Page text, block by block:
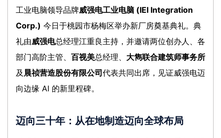
工业电脑领导品牌威强电工业电脑 (IEI Integration
Corp.) 今日于桃园市杨梅区举办新厂房奠基典礼。典
礼由威强电总经理江重良主持，并邀请两位创办人、各
部门高阶主管、 百视美总经理、 大雋联合建筑师事务所
及 晨祯营造股份有限公司代表共同出席，见证威强电迈
向边缘 AI 的新里程碑。
迈向三十年：从在地制造迈向全球布局